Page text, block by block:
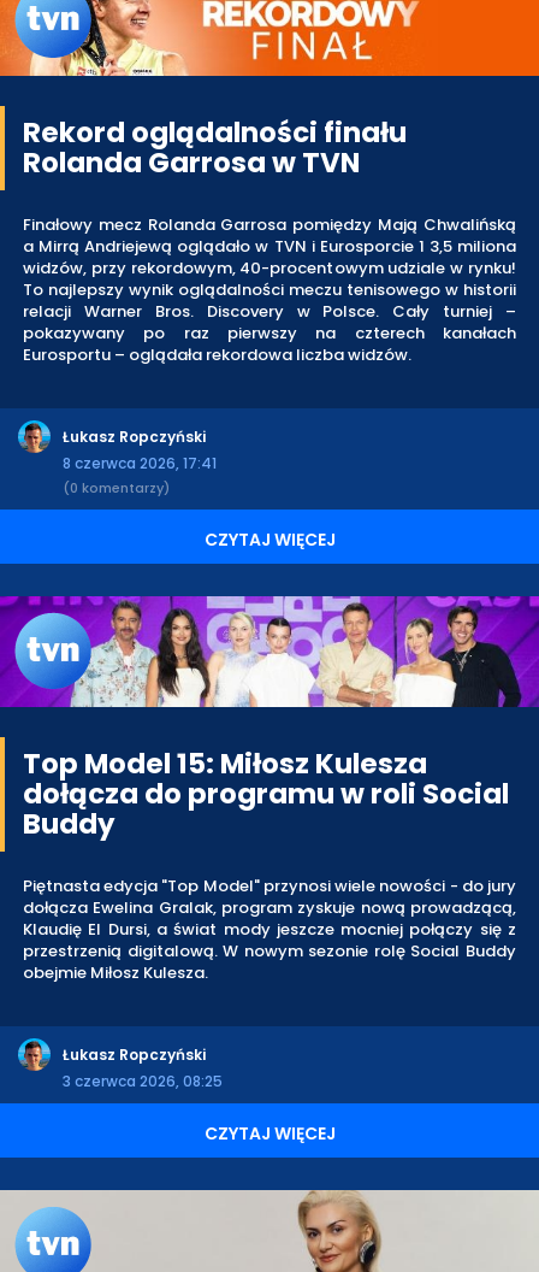
Rekord oglądalności finału
Rolanda Garrosa w TVN
Finałowy mecz Rolanda Garrosa pomiędzy Mają Chwalińską
a Mirrą Andriejewą oglądało w TVN i Eurosporcie 1 3,5 miliona
widzów, przy rekordowym, 40-procentowym udziale w rynku!
To najlepszy wynik oglądalności meczu tenisowego w historii
relacji Warner Bros. Discovery w Polsce. Cały turniej –
pokazywany po raz pierwszy na czterech kanałach
Eurosportu – oglądała rekordowa liczba widzów.
Łukasz Ropczyński
8 czerwca 2026, 17:41
(0 komentarzy)
CZYTAJ WIĘCEJ
Top Model 15: Miłosz Kulesza
dołącza do programu w roli Social
Buddy
Piętnasta edycja "Top Model" przynosi wiele nowości - do jury
dołącza Ewelina Gralak, program zyskuje nową prowadzącą,
Klaudię El Dursi, a świat mody jeszcze mocniej połączy się z
przestrzenią digitalową. W nowym sezonie rolę Social Buddy
obejmie Miłosz Kulesza.
Łukasz Ropczyński
3 czerwca 2026, 08:25
CZYTAJ WIĘCEJ